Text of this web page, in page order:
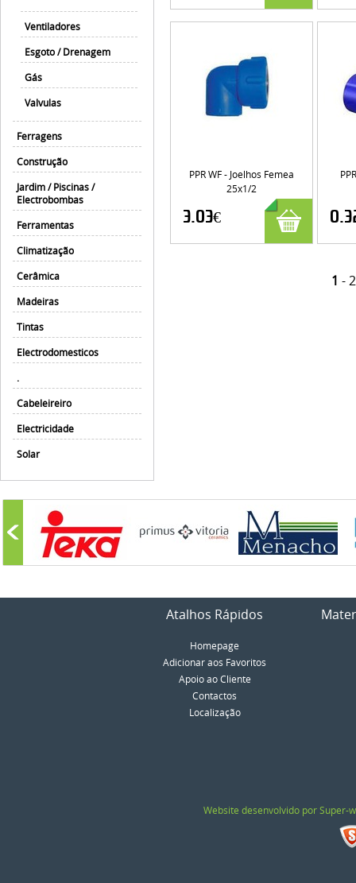
Ventiladores
Esgoto / Drenagem
Gás
Valvulas
Ferragens
Construção
Jardim / Piscinas /
Electrobombas
Ferramentas
Climatização
Cerâmica
Madeiras
Tintas
Electrodomesticos
.
Cabeleireiro
Electricidade
Solar
PPR WF - Joelhos Femea
25x1/2
3.03€
1 -2
Atalhos Rápidos
Homepage
Adicionar aos Favoritos
Apoio ao Cliente
Contactos
Localização
Website desenvolvido por Super-